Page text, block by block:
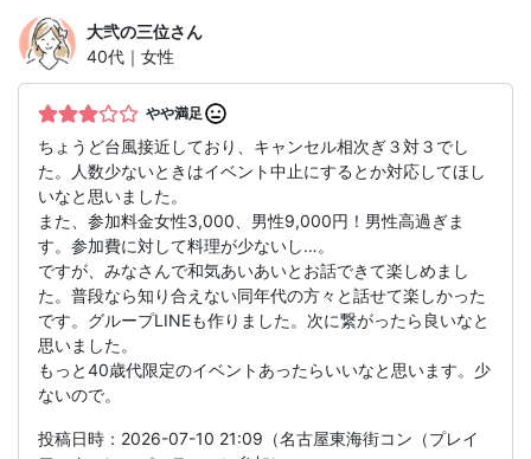
大弐の三位さん
40代｜女性
やや満足
ちょうど台風接近しており、キャンセル相次ぎ３対３でし
た。人数少ないときはイベント中止にするとか対応してほし
いなと思いました。
また、参加料金女性3,000、男性9,000円！男性高過ぎま
す。参加費に対して料理が少ないし…。
ですが、みなさんで和気あいあいとお話できて楽しめまし
た。普段なら知り合えない同年代の方々と話せて楽しかった
です。グループLINEも作りました。次に繋がったら良いなと
思いました。
もっと40歳代限定のイベントあったらいいなと思います。少
ないので。
投稿日時：2026-07-10 21:09（名古屋東海街コン（プレイ